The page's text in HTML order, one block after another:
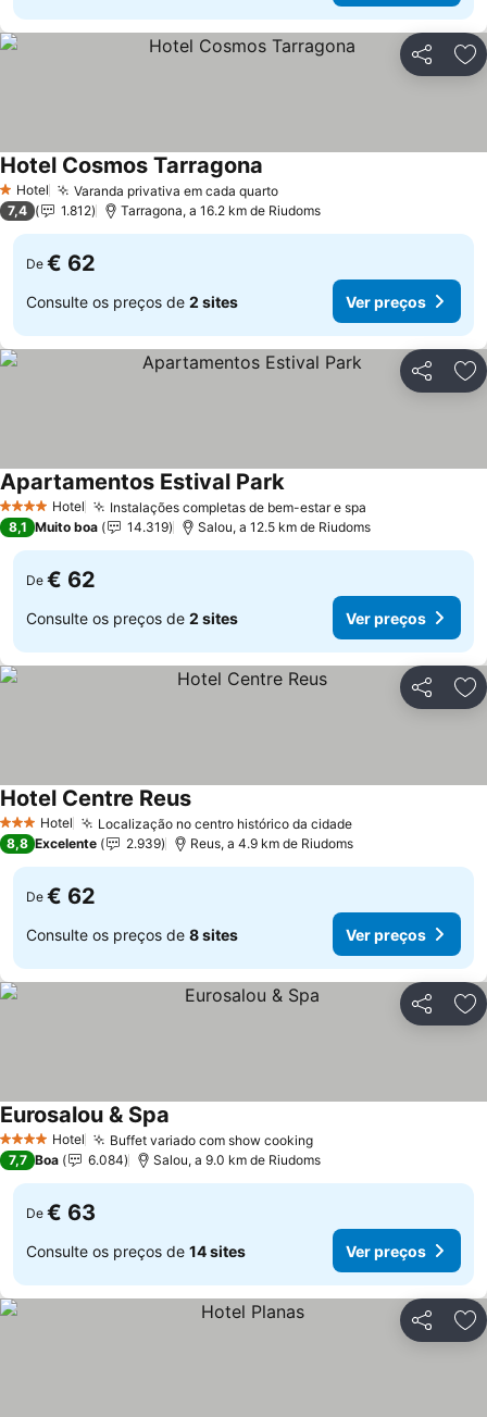
Partilhar
1 Estrelas
Hotel Varanda privativa em cada quartoVer preços
Hotel Cosmos Tarragona
7,4 1.812 Tarragona, a 16.2 km de Riudoms
De € 62
Consulte os preços de 2 sites Ver preços
Partilhar
4 EstrelasHotel Instalações completas de bem-estar e spa
Apartamentos Estival ParkVer preços
8,1 Muito boa 14.319 Salou, a 12.5 km de Riudoms
De € 62
Consulte os preços de 2 sites Ver preços
Partilhar
3 EstrelasHotel Localização no centro histórico da cidadeVer preços
Hotel Centre ReusVer preços
8,8 Excelente 2.939 Reus, a 4.9 km de Riudoms
De € 62
Consulte os preços de 8 sites Ver preços
Partilhar
4 EstrelasHotel Buffet variado com show cookingVer preços
Eurosalou & Spa
7,7 Boa 6.084 Salou, a 9.0 km de Riudoms
De € 63
Consulte os preços de 14 sites Ver preços
Partilhar